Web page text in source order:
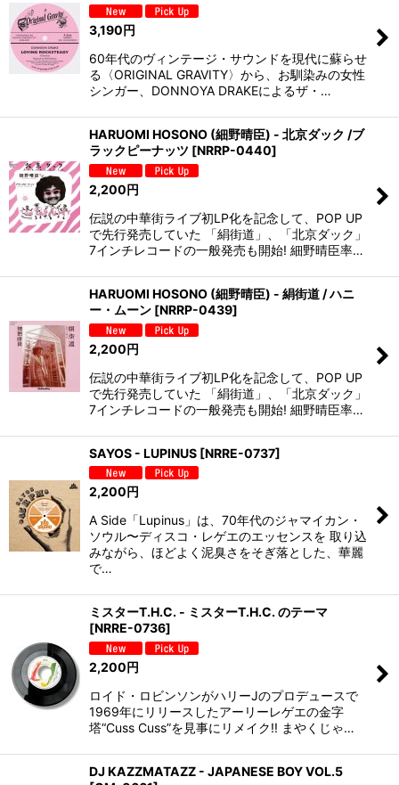
3,190 円
60年代のヴィンテージ・サウンドを現代に蘇らせ
る〈ORIGINAL GRAVITY〉から、お馴染みの女性
シンガー、DONNOYA DRAKEによるザ・…
HARUOMI HOSONO (細野晴臣) - 北京ダック /ブ
ラックピーナッツ [NRRP-0440]
2,200円
伝説の中華街ライブ初LP化を記念して、POP UP
で先行発売していた 「絹街道」、「北京ダック」
7インチレコードの一般発売も開始! 細野晴臣率…
HARUOMI HOSONO (細野晴臣) - 絹街道 / ハニ
ー・ムーン [NRRP-0439]
2,200円
伝説の中華街ライブ初LP化を記念して、POP UP
で先行発売していた 「絹街道」、「北京ダック」
7インチレコードの一般発売も開始! 細野晴臣率…
SAYOS - LUPINUS [NRRE-0737]
2,200 円
A Side「Lupinus」は、70年代のジャマイカン・
ソウル〜ディスコ・レゲエのエッセンスを 取り込
みながら、ほどよく泥臭さをそぎ落とした、華麗
で…
ミスターT.H.C. - ミスターT.H.C. のテーマ
[NRRE-0736]
2,200円
ロイド・ロビンソンがハリーJのプロデュースで
1969年にリリースしたアーリーレゲエの金字
塔“Cuss Cuss”を見事にリメイク!! まやくじゃ…
DJ KAZZMATAZZ - JAPANESE BOY VOL.5